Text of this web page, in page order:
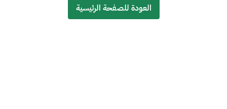
العودة للصفحة الرئيسية